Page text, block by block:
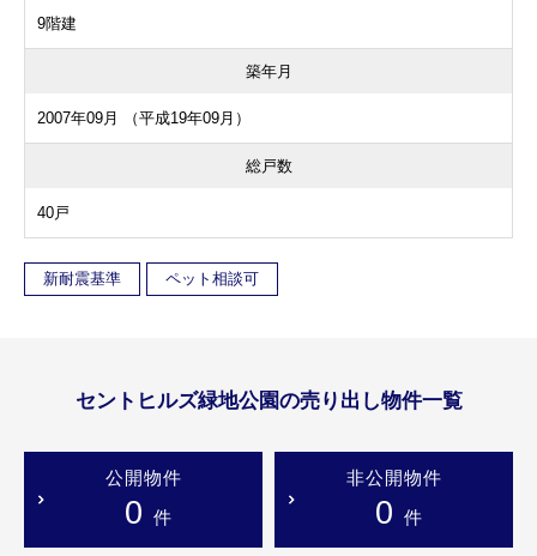
9階建
築年月
2007年09月 （平成19年09月）
総戸数
40戸
新耐震基準 ペット相談可
セントヒルズ緑地公園の売り出し物件一覧
公開物件
0 件
非公開物件
0 件